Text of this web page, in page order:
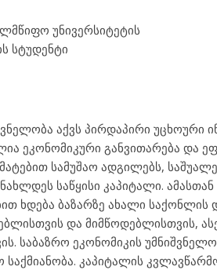
უნივერსიტეტის
სტუდენტი
აქვს პირდაპირი უცხოური
ეკონომიკური განვითარება და
სამუშაო ადგილებს,
საწყისი კაპიტალი.
ხდება ბაზარზე ახალი საქონლის
და მიმწოდებლისთვის,
საბაზრო ეკონომიკის
კაპიტალის